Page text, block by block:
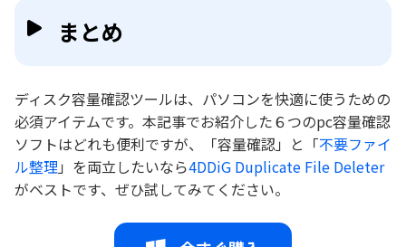
まとめ
ディスク容量確認ツールは、パソコンを快適に使うための
必須アイテムです。本記事でお紹介した６つのpc容量確認
ソフトはどれも便利ですが、「容量確認」と「不要ファイ
ル整理」を両立したいなら4DDiG Duplicate File Deleter
がベストです、ぜひ試してみてください。